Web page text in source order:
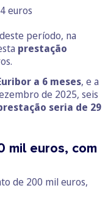
euros
período, na
prestação
a 6 meses, e a
de 2025, seis
seria de 29
mil euros, com
de 200 mil euros,